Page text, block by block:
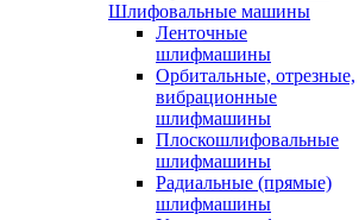
Шлифовальные машины
Ленточные
шлифмашины
Орбитальные, отрезные,
вибрационные
шлифмашины
Плоскошлифовальные
шлифмашины
Радиальные (прямые)
шлифмашины